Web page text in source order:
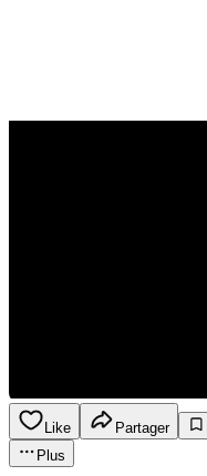
Like Partager
Plus